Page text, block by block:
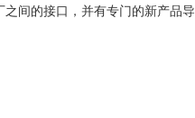
间的接口，并有专门的新产品导